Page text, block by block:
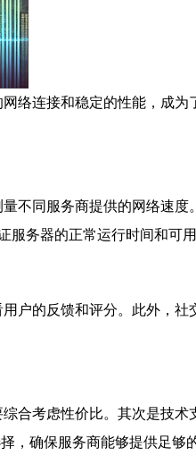
络连接和稳定的性能，成为
不同服务商提供的网络速度
务器的正常运行时间和可用
户的反馈和评分。此外，社
合考虑性价比。其次是技术
，确保服务商能够提供足够